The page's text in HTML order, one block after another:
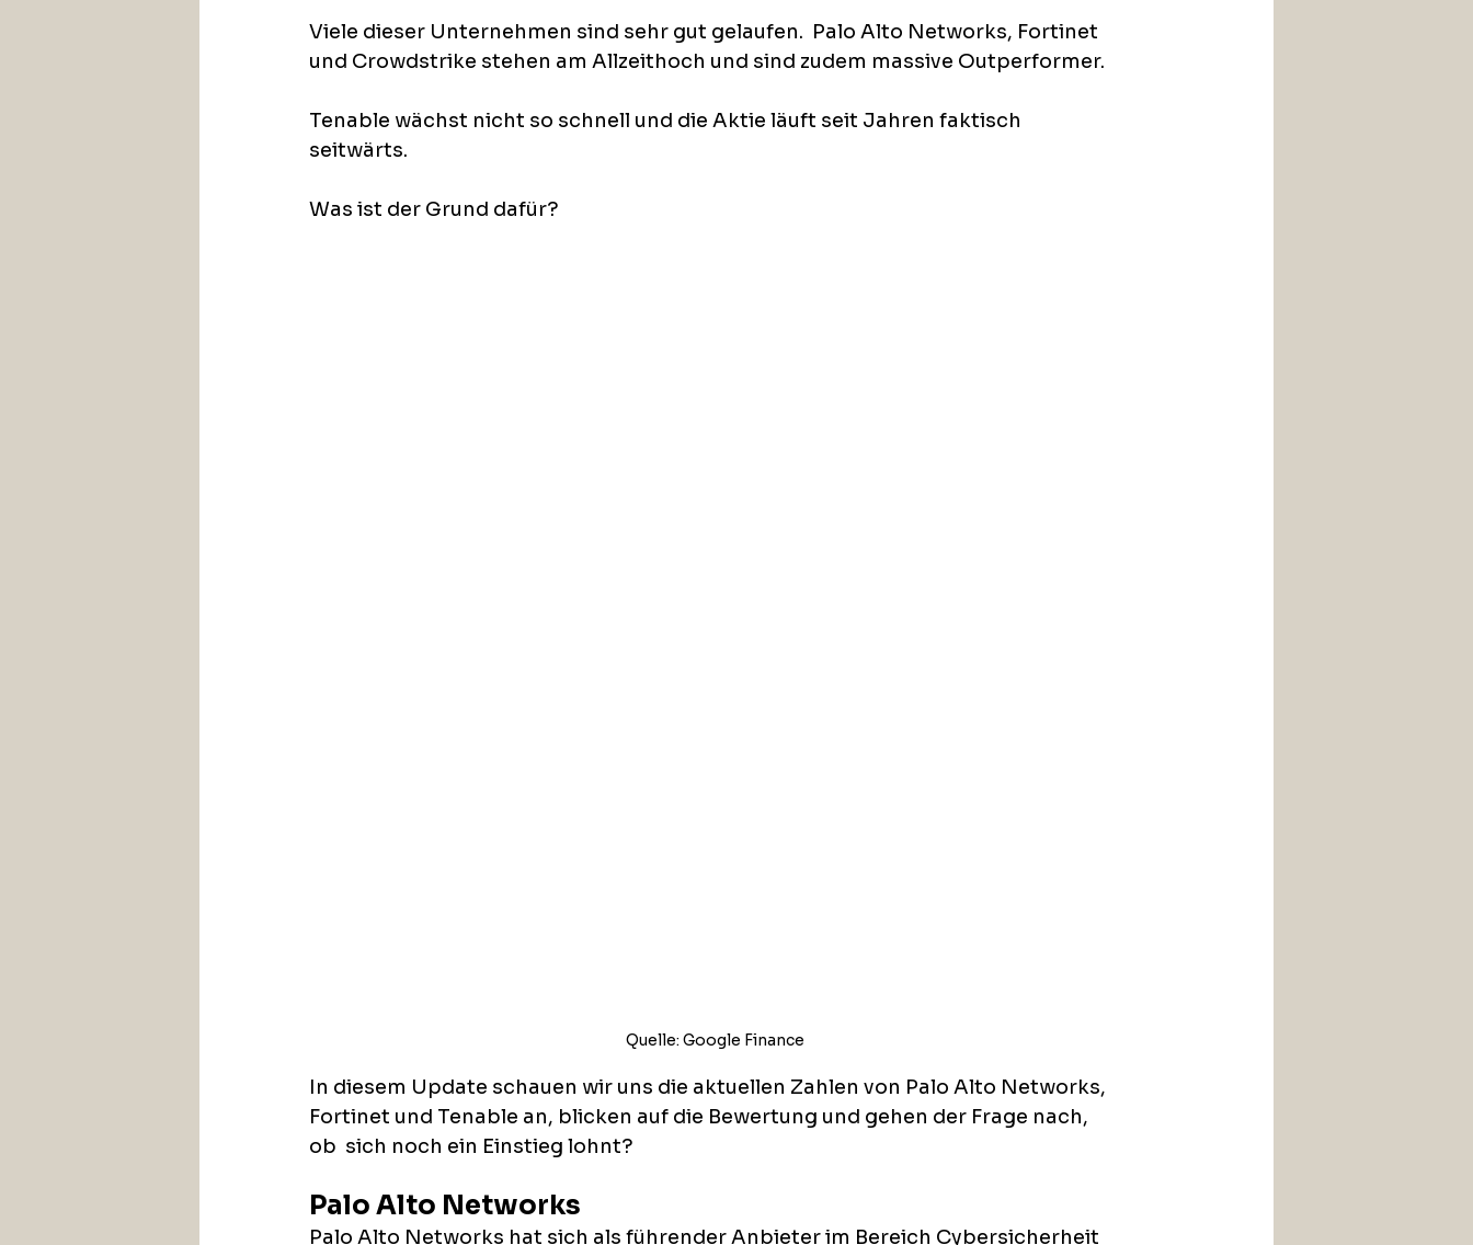
Viele dieser Unternehmen sind sehr gut gelaufen.  Palo Alto Networks, Fortinet
und Crowdstrike stehen am Allzeithoch und sind zudem massive Outperformer.
Tenable wächst nicht so schnell und die Aktie läuft seit Jahren faktisch
seitwärts.
Was ist der Grund dafür?
Quelle: Google Finance
In diesem Update schauen wir uns die aktuellen Zahlen von Palo Alto Networks,
Fortinet und Tenable an, blicken auf die Bewertung und gehen der Frage nach,
ob  sich noch ein Einstieg lohnt?
Palo Alto Networks
Palo Alto Networks hat sich als führender Anbieter im Bereich Cybersicherheit